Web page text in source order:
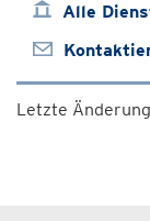
Alle
Letzte